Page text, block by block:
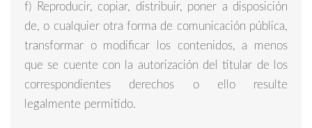
f) Reproducir, copiar, distribuir, poner a disposición
de, o cualquier otra forma de comunicación pública,
transformar o modificar los contenidos, a menos
que se cuente con la autorización del titular de los
correspondientes derechos o ello resulte
legalmente permitido.